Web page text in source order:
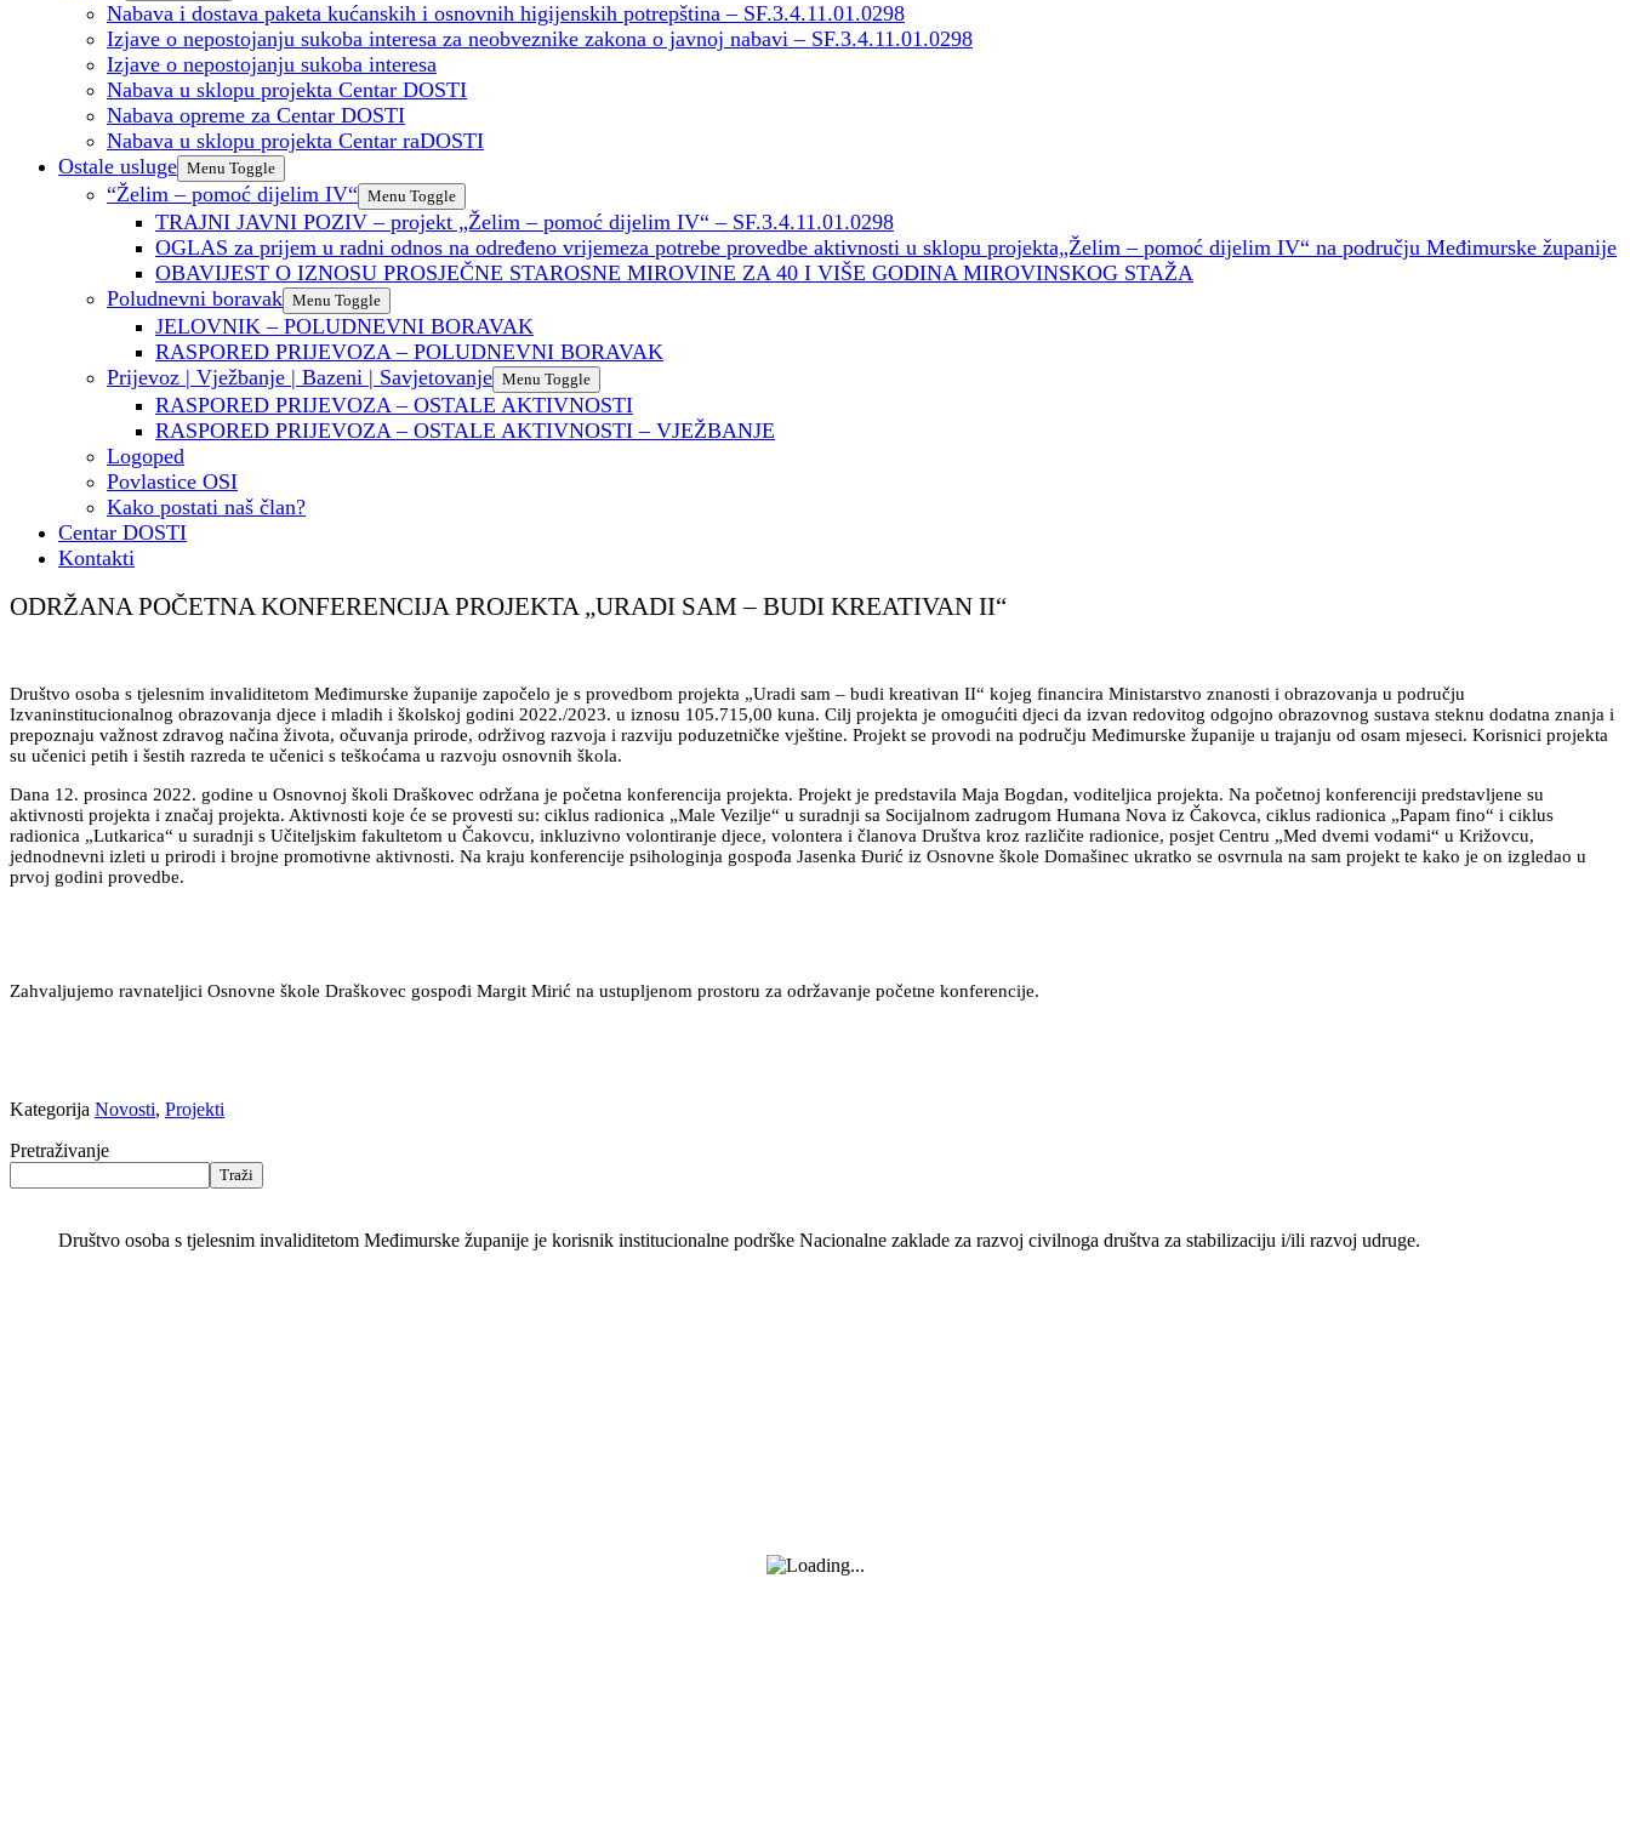
Nabava i dostava paketa kućanskih i osnovnih higijenskih potrepština – SF.3.4.11.01.0298
Izjave o nepostojanju sukoba interesa za neobveznike zakona o javnoj nabavi – SF.3.4.11.01.0298
Izjave o nepostojanju sukoba interesa
Nabava u sklopu projekta Centar DOSTI
Nabava opreme za Centar DOSTI
Nabava u sklopu projekta Centar raDOSTI
Ostale usluge Menu Toggle
“Želim – pomoć dijelim IV“ Menu Toggle
TRAJNI JAVNI POZIV – projekt „Želim – pomoć dijelim IV“ – SF.3.4.11.01.0298
OGLAS za prijem u radni odnos na određeno vrijemeza potrebe provedbe aktivnosti u sklopu projekta„Želim – pomoć dijelim IV“ na području Međimurske županije
OBAVIJEST O IZNOSU PROSJEČNE STAROSNE MIROVINE ZA 40 I VIŠE GODINA MIROVINSKOG STAŽA
Poludnevni boravak Menu Toggle
JELOVNIK – POLUDNEVNI BORAVAK
RASPORED PRIJEVOZA – POLUDNEVNI BORAVAK
Prijevoz | Vježbanje | Bazeni | Savjetovanje Menu Toggle
RASPORED PRIJEVOZA – OSTALE AKTIVNOSTI
RASPORED PRIJEVOZA – OSTALE AKTIVNOSTI – VJEŽBANJE
Logoped
Povlastice OSI
Kako postati naš član?
Centar DOSTI
Kontakti
ODRŽANA POČETNA KONFERENCIJA PROJEKTA „URADI SAM – BUDI KREATIVAN II“
Društvo osoba s tjelesnim invaliditetom Međimurske županije započelo je s provedbom projekta „Uradi sam – budi kreativan II“ kojeg financira Ministarstvo znanosti i obrazovanja u području
Izvaninstitucionalnog obrazovanja djece i mladih i školskoj godini 2022./2023. u iznosu 105.715,00 kuna. Cilj projekta je omogućiti djeci da izvan redovitog odgojno obrazovnog sustava steknu dodatna znanja i
prepoznaju važnost zdravog načina života, očuvanja prirode, održivog razvoja i razviju poduzetničke vještine. Projekt se provodi na području Međimurske županije u trajanju od osam mjeseci. Korisnici projekta
su učenici petih i šestih razreda te učenici s teškoćama u razvoju osnovnih škola.
Dana 12. prosinca 2022. godine u Osnovnoj školi Draškovec održana je početna konferencija projekta. Projekt je predstavila Maja Bogdan, voditeljica projekta. Na početnoj konferenciji predstavljene su
aktivnosti projekta i značaj projekta. Aktivnosti koje će se provesti su: ciklus radionica „Male Vezilje“ u suradnji sa Socijalnom zadrugom Humana Nova iz Čakovca, ciklus radionica „Papam fino“ i ciklus
radionica „Lutkarica“ u suradnji s Učiteljskim fakultetom u Čakovcu, inkluzivno volontiranje djece, volontera i članova Društva kroz različite radionice, posjet Centru „Med dvemi vodami“ u Križovcu,
jednodnevni izleti u prirodi i brojne promotivne aktivnosti. Na kraju konferencije psihologinja gospođa Jasenka Đurić iz Osnovne škole Domašinec ukratko se osvrnula na sam projekt te kako je on izgledao u
prvoj godini provedbe.
Zahvaljujemo ravnateljici Osnovne škole Draškovec gospođi Margit Mirić na ustupljenom prostoru za održavanje početne konferencije.
Kategorija Novosti, Projekti
Pretraživanje
Traži
Društvo osoba s tjelesnim invaliditetom Međimurske županije je korisnik institucionalne podrške Nacionalne zaklade za razvoj civilnoga društva za stabilizaciju i/ili razvoj udruge.